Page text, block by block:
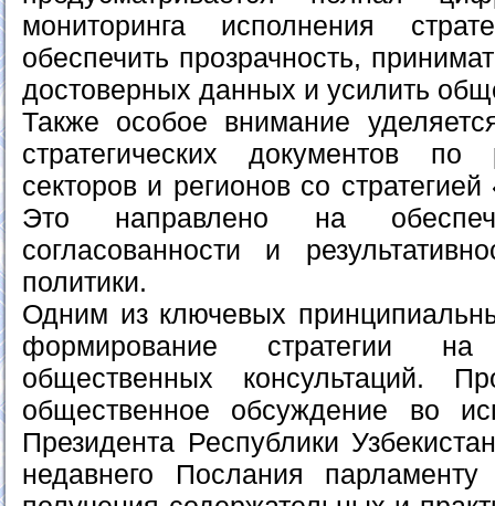
мониторинга исполнения
обеспечить прозрачность,
достоверных данных и усилить
Также особое внимание
стратегических документов по
секторов и регионов со
Это направлено на
согласованности и
политики.
Одним из ключевых
формирование стратегии
общественных консультаций.
общественное обсуждение во
Президента Республики
недавнего Послания